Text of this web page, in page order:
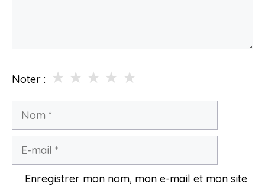
Noter : ★
★
★
★
★
Nom
Enregistrer mon nom, mon e-mail et mon site